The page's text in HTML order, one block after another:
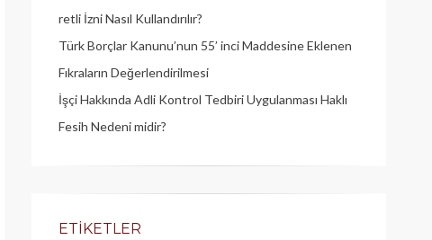
retli İzni Nasıl Kullandırılır?
Türk Borçlar Kanunu’nun 55’ inci Maddesine Eklenen
Fıkraların Değerlendirilmesi
İşçi Hakkında Adli Kontrol Tedbiri Uygulanması Haklı
Fesih Nedeni midir?
ETIKETLER